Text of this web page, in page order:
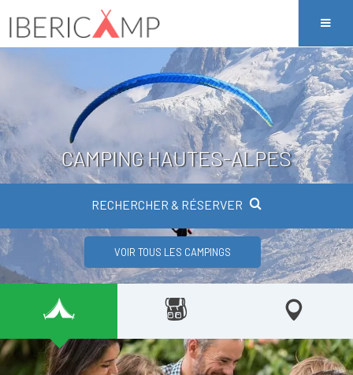
CAMPING HAUTES-ALPES
RECHERCHER & RÉSERVER
VOIR TOUS LES CAMPINGS